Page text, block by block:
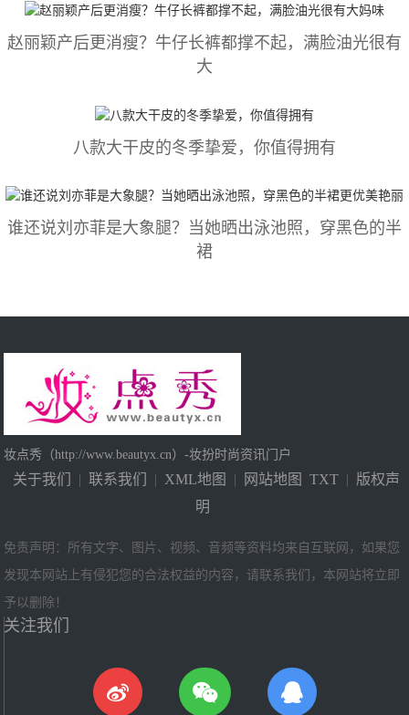
赵丽颖产后更消瘦？牛仔长裤都撑不起，满脸油光很有
大
八款大干皮的冬季挚爱，你值得拥有
谁还说刘亦菲是大象腿？当她晒出泳池照，穿黑色的半
裙
妆点秀（http://www.beautyx.cn）-妆扮时尚资讯门户
关于我们 | 联系我们 | XML地图 | 网站地图 TXT | 版权声
明
免责声明：所有文字、图片、视频、音频等资料均来自互联网，如果您
发现本网站上有侵犯您的合法权益的内容，请联系我们，本网站将立即
予以删除！
关注我们